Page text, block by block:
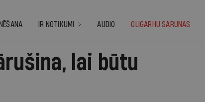
IR NOTIKUMI AUDIO OLIGARHU SARUNAS
lai būtu